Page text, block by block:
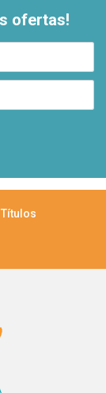
ofertas!
Títulos